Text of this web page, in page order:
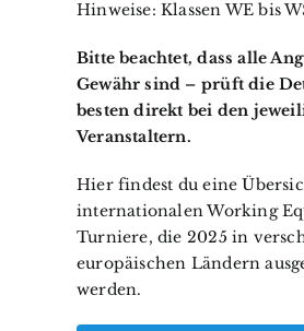
Hinweise: Klassen WE bis
Bitte beachtet, dass alle
Gewähr sind – prüft die
besten direkt bei den
Veranstaltern.
Hier findest du eine
internationalen Working
Turniere, die 2025 in
europäischen Ländern
werden.